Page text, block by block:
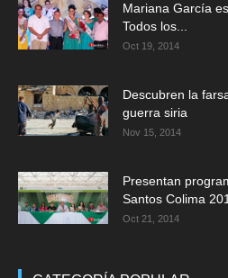
Mariana García
Todos los...
Oct 19, 2014
Descubren la
guerra siria
Nov 15, 2014
Presentan
Santos Colima
Oct 21, 2014